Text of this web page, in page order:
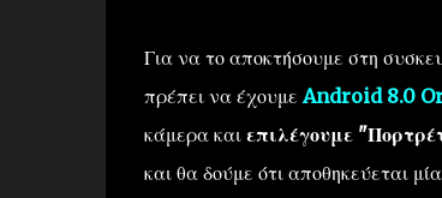
Για να το αποκτήσουμε στη
πρέπει να έχουμεAndroid 8.0
κάμερα και επιλέγουμε
και θα δούμε ότι αποθηκεύεται